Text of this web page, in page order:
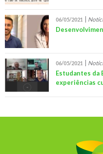
06/05/2021
06/05/2021
Estudantes da
experiências